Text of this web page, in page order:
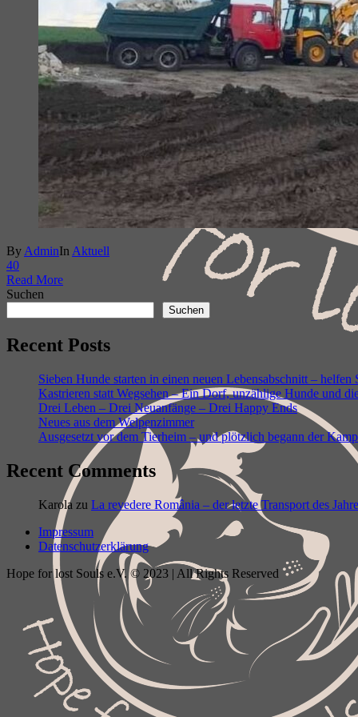
By AdminIn Aktuell
40
Read More
Suchen
Suchen
Recent Posts
Sieben Hunde starten in einen neuen Lebensabschnitt –
Kastrieren statt Wegsehen – Ein Dorf, unzählige Hunde und
Drei Leben – Drei Neuanfänge – Drei Happy Ends
Neues aus dem Welpenzimmer
Ausgesetzt vor dem Tierheim – und plötzlich begann der
Recent Comments
Karola zu La revedere România – der letzte Transport des
Impressum
Datenschutzerklärung
Hope for lost Souls e.V. © 2023 | All Rights Reserved